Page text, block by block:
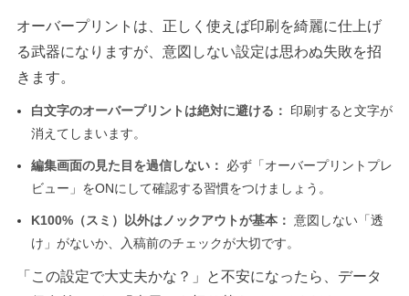
オーバープリントは、正しく使えば印刷を綺麗に仕上げ
る武器になりますが、意図しない設定は思わぬ失敗を招
きます。
白文字のオーバープリントは絶対に避ける：
印刷すると文字が
消えてしまいます。
編集画面の見た目を過信しない：
必ず「オーバープリントプレ
ビュー」をONにして確認する習慣をつけましょう。
K100%（スミ）以外はノックアウトが基本： 意図しない「透
け」がないか、入稿前のチェックが大切です。
「この設定で大丈夫かな？」と不安になったら、データ